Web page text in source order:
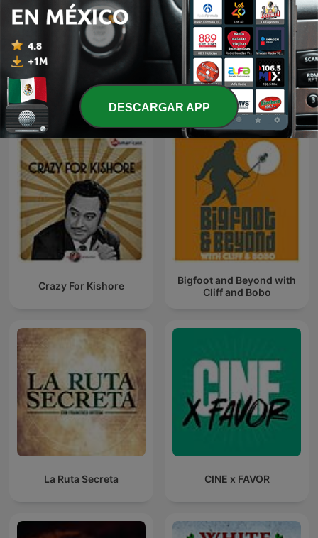
Novelas com Elas Princesa Merida
Más podcasts internacionales de Cine y TV
Crazy For Kishore
Bigfoot and Beyond with
Cliff and Bobo
La Ruta Secreta CINE x FAVOR
DESCARGAR APP